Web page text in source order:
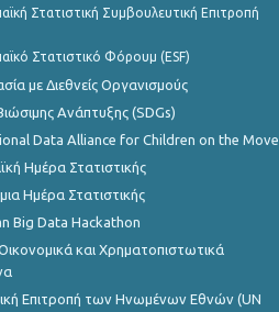
Στατιστική Συμβουλευτική Επιτροπή
Στατιστικό Φόρουμ (ESF)
με Διεθνείς Οργανισμούς
Ανάπτυξης (SDGs)
Data Alliance for Children on the Move
Ημέρα Στατιστικής
Ημέρα Στατιστικής
Big Data Hackathon
και Χρηματοπιστωτικά
Επιτροπή των Ηνωμένων Εθνών (UN